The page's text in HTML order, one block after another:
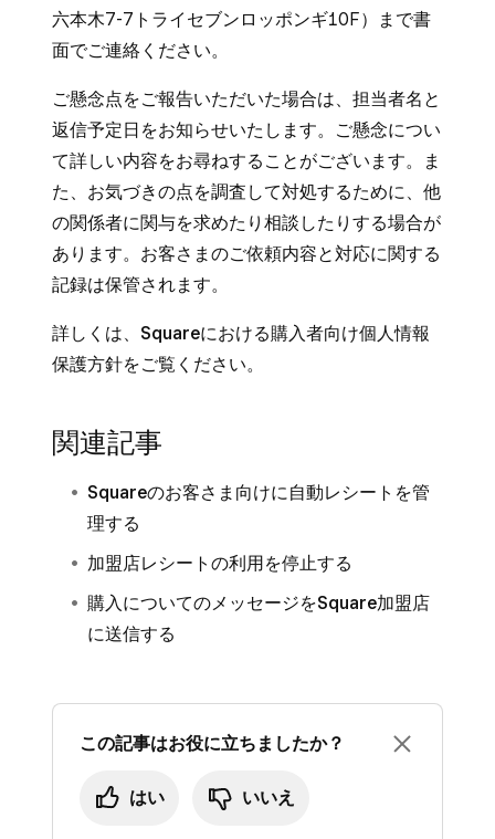
六本木7-7トライセブンロッポンギ10F）まで書
面でご連絡ください。
ご懸念点をご報告いただいた場合は、担当者名と
返信予定日をお知らせいたします。ご懸念につい
て詳しい内容をお尋ねすることがございます。ま
た、お気づきの点を調査して対処するために、他
の関係者に関与を求めたり相談したりする場合が
あります。お客さまのご依頼内容と対応に関する
記録は保管されます。
詳しくは、 Squareにおける購入者向け個人情報
保護方針をご覧ください。
関連記事
Squareのお客さま向けに自動レシートを管
理する
加盟店レシートの利用を停止する
購入についてのメッセージをSquare加盟店
に送信する
この記事はお役に立ちましたか？
はい いいえ